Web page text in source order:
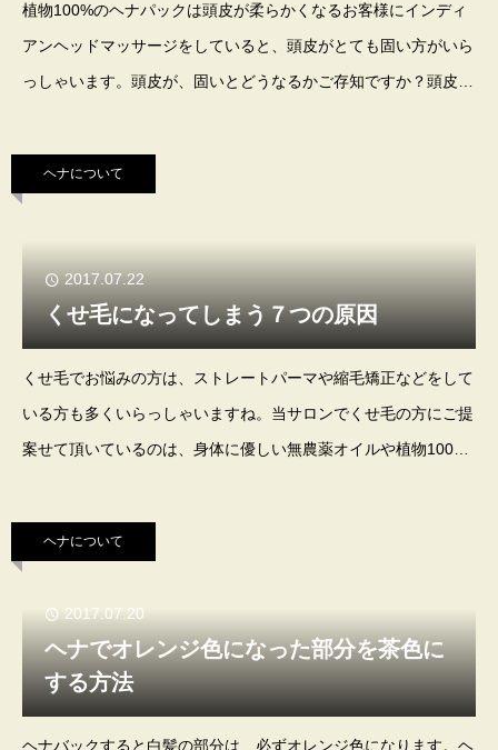
植物100%のヘナパックは頭皮が柔らかくなるお客様にインディ
アンヘッドマッサージをしていると、頭皮がとても固い方がいら
っしゃいます。頭皮が、固いとどうなるかご存知ですか？頭皮が
た、血行が悪くなり、毛母細胞に栄養がいき
ヘナについて
2017.07.22
くせ毛になってしまう７つの原因
くせ毛でお悩みの方は、ストレートパーマや縮毛矯正などをして
いる方も多くいらっしゃいますね。当サロンでくせ毛の方にご提
案せて頂いているのは、身体に優しい無農薬オイルや植物100%
です。ちなみに下の写真は、左)ヘナ前のくせ
ヘナについて
2017.07.20
ヘナでオレンジ色になった部分を茶色に
する方法
ヘナバックすると白髪の部分は、必ずオレンジ色になります。ヘ